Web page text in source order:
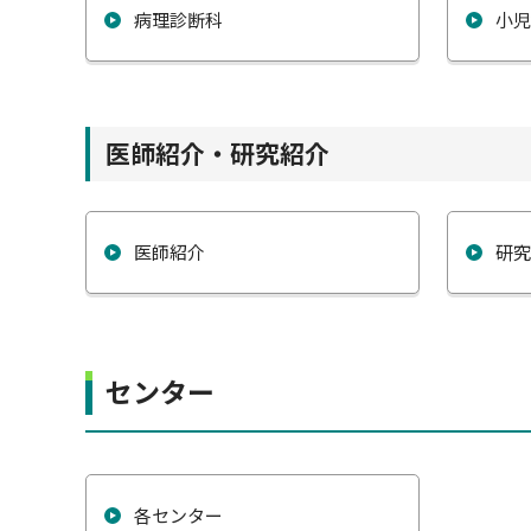
病理診断科 小
医師紹介・研究紹介
医師紹介 研
センター
各センター